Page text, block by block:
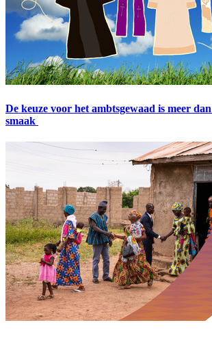
De keuze voor het ambtsgewaad is meer
smaak